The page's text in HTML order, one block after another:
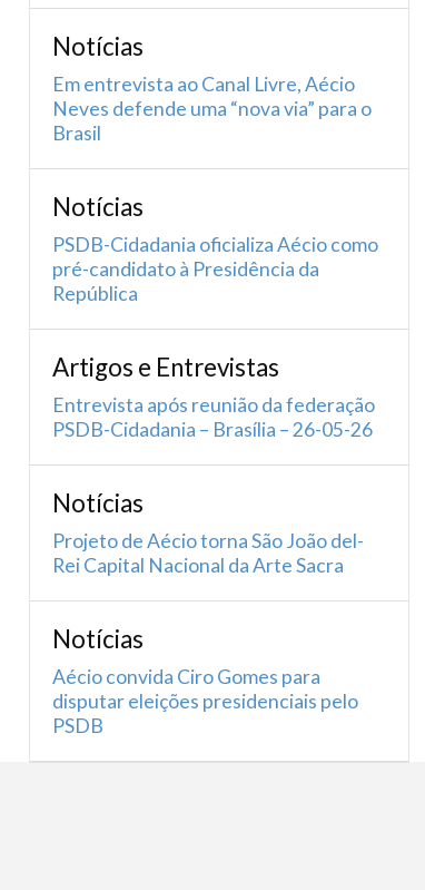
Notícias
Em entrevista ao Canal Livre, Aécio
Neves defende uma “nova via” para o
Brasil
Notícias
PSDB-Cidadania oficializa Aécio como
pré-candidato à Presidência da
República
Artigos e Entrevistas
Entrevista após reunião da federação
PSDB-Cidadania – Brasília – 26-05-26
Notícias
Projeto de Aécio torna São João del-
Rei Capital Nacional da Arte Sacra
Notícias
Aécio convida Ciro Gomes para
disputar eleições presidenciais pelo
PSDB